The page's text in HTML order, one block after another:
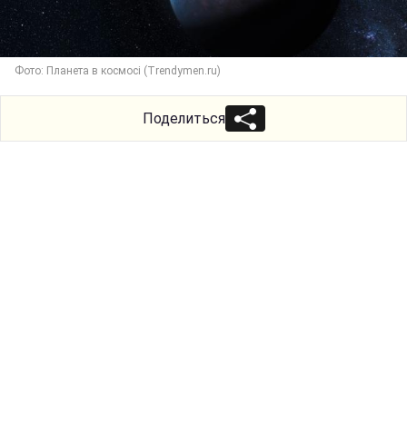
Фото: Планета в космосі (Trendymen.ru)
Поделиться